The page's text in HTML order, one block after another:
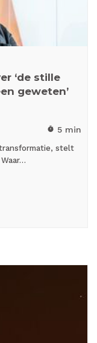
‘de stille
geweten’
timer 5 min
stelt